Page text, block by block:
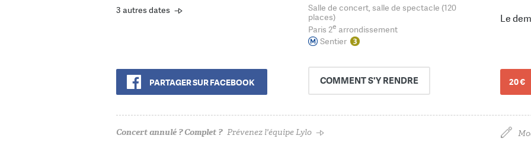
3 autres dates
PARTAGER SUR FACEBOOK
Salle de concert, salle de spectacle (120
places)
Paris 2e arrondissement
Sentier
COMMENTS'Y RENDRE 20 €
Le
Concert annulé ? Complet ? Prévenez l'équipe Lylo